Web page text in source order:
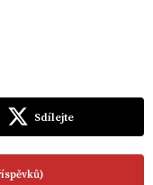
Sdílejte